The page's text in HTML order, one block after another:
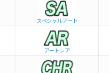
スペシャルアート
アートレア